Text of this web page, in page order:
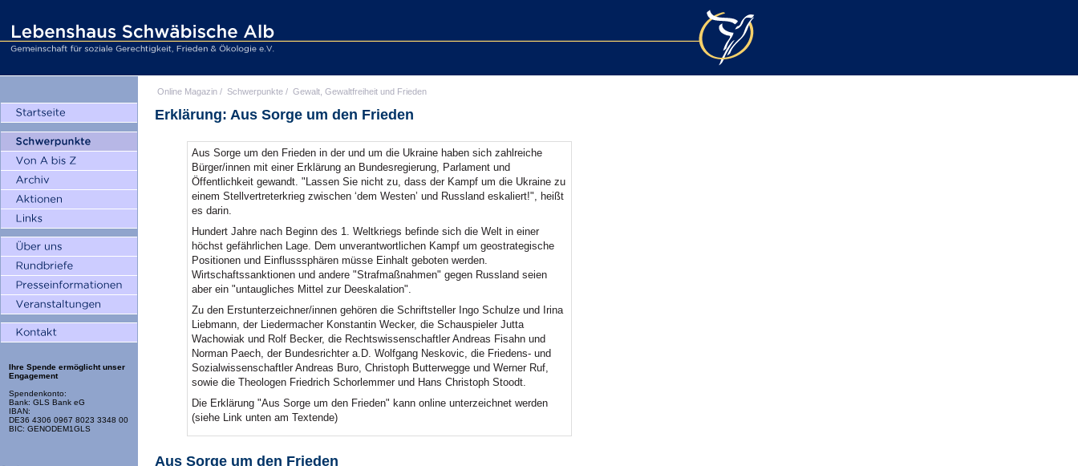
Ihre Spende ermöglicht unser
Engagement
Spendenkonto:
Bank: GLS Bank eG
IBAN:
DE36 4306 0967 8023 3348 00
BIC: GENODEM1GLS
Online Magazin / Schwerpunkte / Gewalt, Gewaltfreiheit und Frieden
Erklärung: Aus Sorge um den Frieden
Aus Sorge um den Frieden in der und um die Ukraine haben sich zahlreiche
Bürger/innen mit einer Erklärung an Bundesregierung, Parlament und
Öffentlichkeit gewandt. "Lassen Sie nicht zu, dass der Kampf um die Ukraine zu
einem Stellvertreterkrieg zwischen ‘dem Westen’ und Russland eskaliert!", heißt
es darin.
Hundert Jahre nach Beginn des 1. Weltkriegs befinde sich die Welt in einer
höchst gefährlichen Lage. Dem unverantwortlichen Kampf um geostrategische
Positionen und Einflusssphären müsse Einhalt geboten werden.
Wirtschaftssanktionen und andere "Strafmaßnahmen" gegen Russland seien
aber ein "untaugliches Mittel zur Deeskalation".
Zu den Erstunterzeichner/innen gehören die Schriftsteller Ingo Schulze und Irina
Liebmann, der Liedermacher Konstantin Wecker, die Schauspieler Jutta
Wachowiak und Rolf Becker, die Rechtswissenschaftler Andreas Fisahn und
Norman Paech, der Bundesrichter a.D. Wolfgang Neskovic, die Friedens- und
Sozialwissenschaftler Andreas Buro, Christoph Butterwegge und Werner Ruf,
sowie die Theologen Friedrich Schorlemmer und Hans Christoph Stoodt.
Die Erklärung "Aus Sorge um den Frieden" kann online unterzeichnet werden
(siehe Link unten am Textende)
Aus Sorge um den Frieden